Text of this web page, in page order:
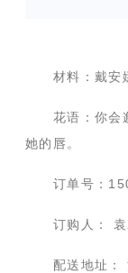
材料：戴安娜
花语：你会邂
她的唇。
订单号：
订购人： 袁
配送地址：